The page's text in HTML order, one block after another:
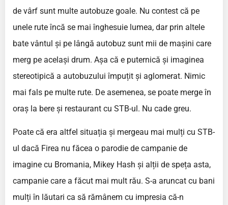
de vârf sunt multe autobuze goale. Nu contest că pe
unele rute încă se mai înghesuie lumea, dar prin altele
bate vântul și pe lângă autobuz sunt mii de mașini care
merg pe același drum. Așa că e puternică și imaginea
stereotipică a autobuzului împuțit și aglomerat. Nimic
mai fals pe multe rute. De asemenea, se poate merge în
oraș la bere și restaurant cu STB-ul. Nu cade greu.
Poate că era altfel situația și mergeau mai mulți cu STB-
ul dacă Firea nu făcea o parodie de campanie de
imagine cu Bromania, Mikey Hash și alții de speța asta,
campanie care a făcut mai mult rău. S-a aruncat cu bani
mulți în lăutari ca să rămânem cu impresia că-n